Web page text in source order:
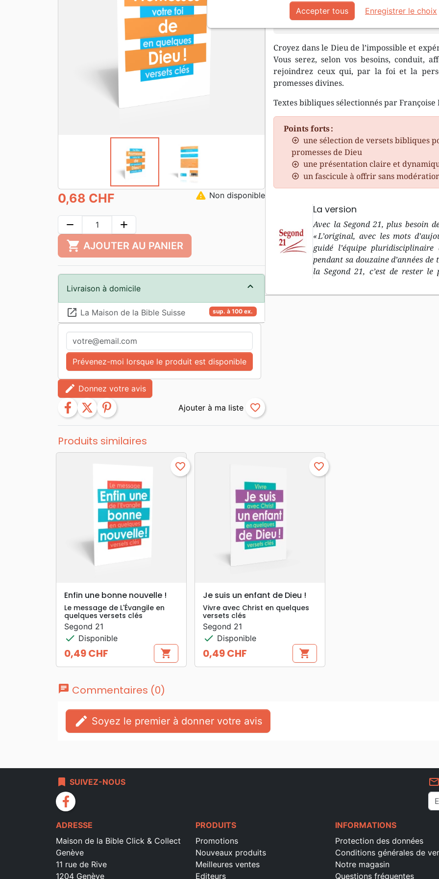
Le Dieu de la Bible désire vous
Croyez dans le Dieu de l’impossible et
Vous serez, selon vos besoins, conduit,
rejoindrez ceux qui, par la foi et la
promesses divines.
Textes bibliques sélectionnés par Françoise
Points forts :
une sélection de versets bibliques
promesses de Dieu
une présentation claire et
un fascicule à offrir sans
La version
Avec la Segond 21, plus besoin
« L’original, avec les mots
guidé l’équipe
pendant sa douzaine d’années
la Segond 21, c’est de rester
biblique dans les langues
l’Ancien Testament, et le grec
0,68 CHF warning Non disponible
remove add
shopping_cart AJOUTER AU PANIER
Livraison à domicile
sup. à 100 ex.
launch La Maison de la Bible Suisse
Prévenez-moi lorsque le produit est disponible
edit Donnez votre avis
facebook twitter pinterest favorite_border
Produits similaires
search APERÇU RAPIDE
favorite_border
Enfin une bonne nouvelle !
Le message de L'Évangile en
quelques versets clés
Segond 21
check Disponible
Prix
0,49 CHF shopping_cart
search APERÇU RAPIDE
favorite_border
Je suis un enfant de Dieu !
Vivre avec Christ en quelques
versets clés
Segond 21
check Disponible
Prix
0,49 CHF shopping_cart
chat Commentaires (0)
edit Soyez le premier à donner votre avis
bookmark SUIVEZ-NOUS
facebook
mail_outline
ADRESSE
Maison de la Bible Click & Collect
Genève
11 rue de Rive
1204 Genève
PRODUITS
Promotions
Nouveaux produits
Meilleures ventes
Editeurs
INFORMATIONS
Protection des données
Conditions générales de
Notre magasin
Questions fréquentes
Accepter tous Enregistrer le choix